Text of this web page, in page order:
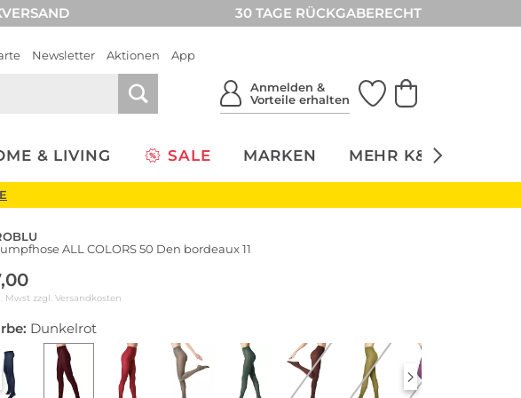
30 TAGE RÜCKGABERECHT
Newsletter Aktionen App
Anmelden &
Vorteile erhalten
& LIVING SALE MARKEN MEHR K&Ö
ALL COLORS 50 Den bordeaux 11
Mwst zzgl. Versandkosten
Dunkelrot